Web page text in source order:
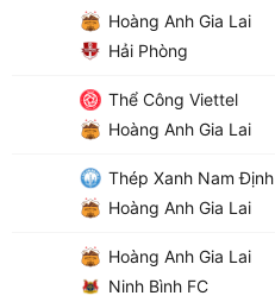
Hoàng Anh Gia Lai
Hải Phòng
Thể Công Viettel
Hoàng Anh Gia Lai
Thép Xanh Nam Định
Hoàng Anh Gia Lai
Hoàng Anh Gia Lai
Ninh Bình FC